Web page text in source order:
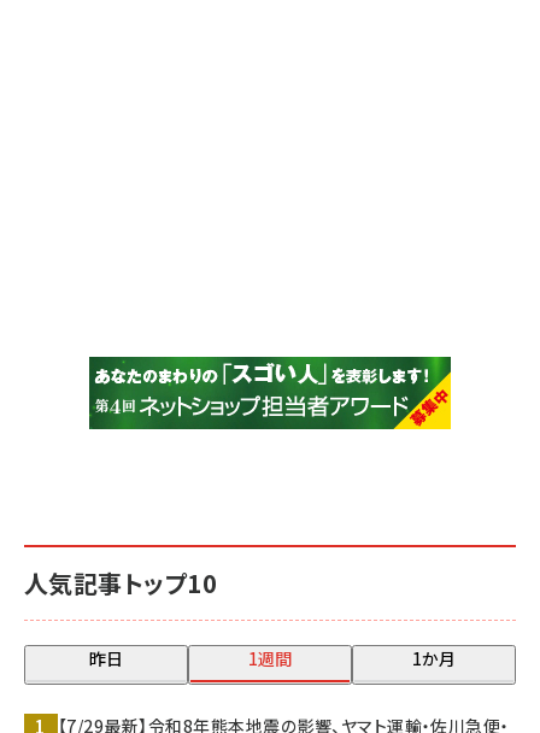
人気記事トップ10
昨日 1週間 1か月
【7/29最新】令和8年熊本地震の影響、ヤマト運輸・佐川急便・